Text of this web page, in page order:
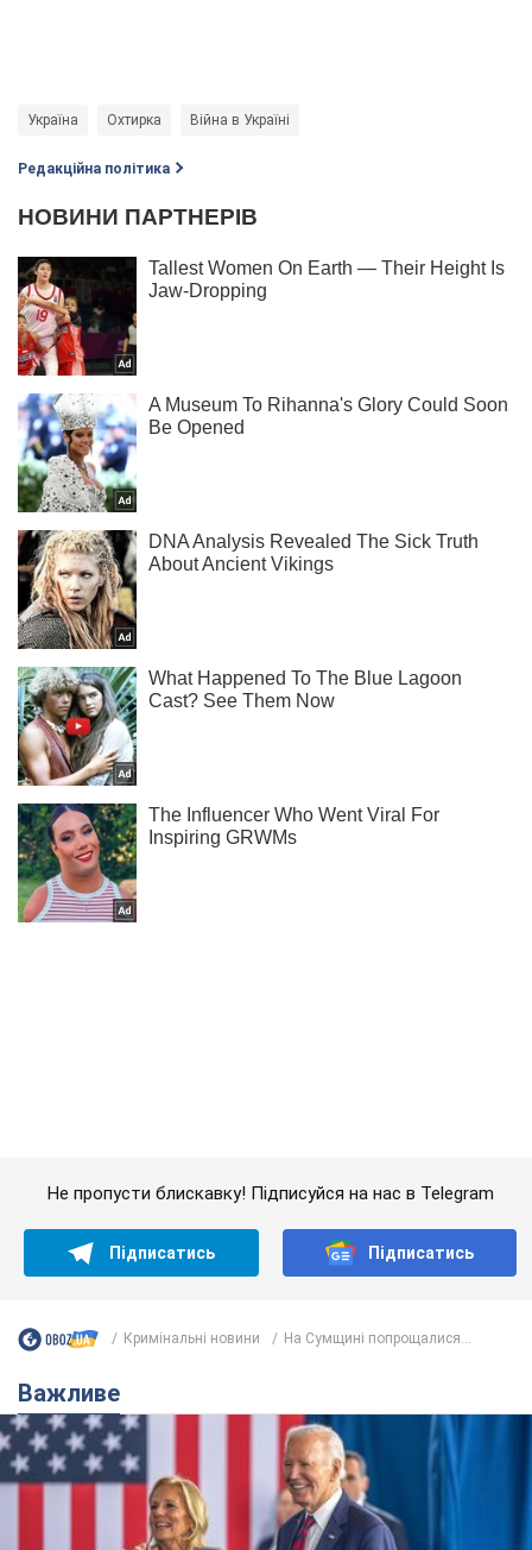
Україна Охтирка Війна в Україні
Редакційна політика
Дружина тяжкохворого Джо Байдена назвала
перший симптом, який сигналізував про його
"агресивний" рак